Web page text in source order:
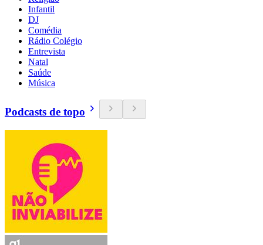
Infantil
DJ
Comédia
Rádio Colégio
Entrevista
Natal
Saúde
Música
Podcasts de topo